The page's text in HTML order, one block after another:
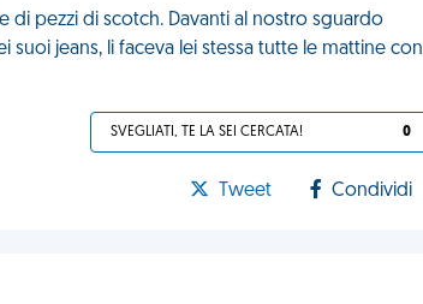
di pezzi di scotch. Davanti al nostro sguardo
jeans, li faceva lei stessa tutte le mattine con
SVEGLIATI, TE LA SEI CERCATA! 0
Tweet Condividi